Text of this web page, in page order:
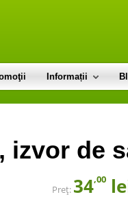
Informații
izvor de
Preț: 34,00